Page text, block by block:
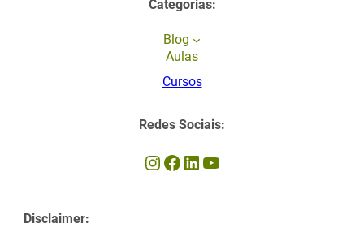
Categorias:
Blog
Aulas
Cursos
Redes Sociais:
Instagram Facebook LinkedIn Youtube
Disclaimer: